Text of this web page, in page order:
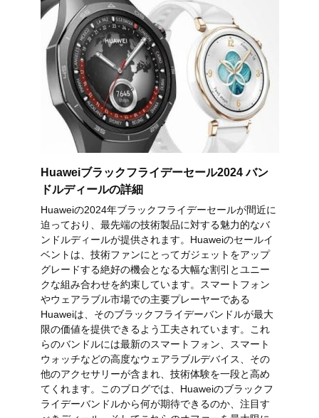
Huaweiブラックフライデーセール2024 バン
ドルディールの詳細
Huaweiの2024年ブラックフライデーセールが間近に
迫っており、最先端の技術製品に対する魅力的なバ
ンドルディールが提供されます。Huaweiのセールイ
ベントは、技術ファンにとってガジェットをアップ
グレードする絶好の機会となる大幅な割引とユニー
クな組み合わせを約束しています。スマートフォン
やウェアラブル市場での主要プレーヤーである
Huaweiは、そのブラックフライデーバンドルが最大
限の価値を提供できるよう工夫されています。これ
らのバンドルには最新のスマートフォン、スマート
ウォッチなどの高度なウェアラブルデバイス、その
他のアクセサリーが含まれ、技術体験を一段と高め
てくれます。このブログでは、Huaweiのブラックフ
ライデーバンドルから何が期待できるのか、注目す